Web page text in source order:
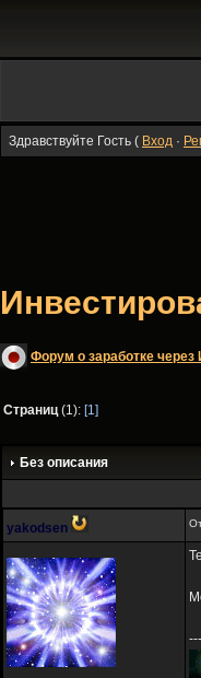
Здравствуйте Гость ( Вход ·
Форум о заработке через
Страниц(1): [1]
Без описания
yakodsen